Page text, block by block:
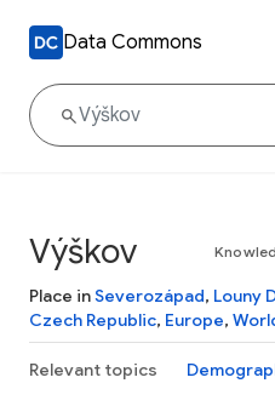
Data Commons
Výškov
Place inSeverozápad, Louny
Czech Republic, Europe,
Relevant topics